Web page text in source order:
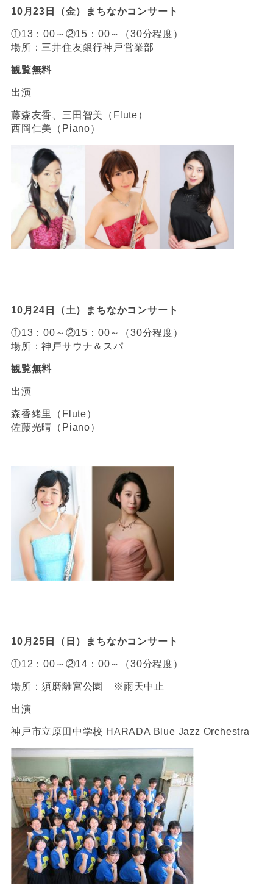
10月23日（金）まちなかコンサート
①13：00～②15：00～（30分程度）
場所：三井住友銀行神戸営業部
観覧無料
出演
藤森友香、三田智美（Flute）
西岡仁美（Piano）
10月24日（土）まちなかコンサート
①13：00～②15：00～（30分程度）
場所：神戸サウナ＆スパ
観覧無料
出演
森香緒里（Flute）
佐藤光晴（Piano）
10月25日（日）まちなかコンサート
①12：00～②14：00～（30分程度）
場所：須磨離宮公園 ※雨天中止
出演
神戸市立原田中学校 HARADA Blue Jazz Orchestra